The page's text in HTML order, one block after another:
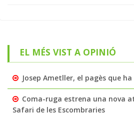
EL MÉS VIST A OPINIÓ
Josep Ametller, el pagès que
Coma-ruga estrena una nova
Safari de les Escombraries